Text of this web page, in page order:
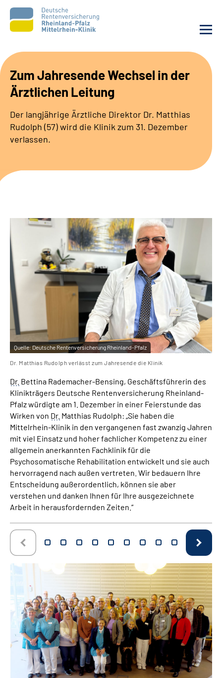
Unsere Angebote
Ihre Rehabilitation
Zuweisende &
Leichte Sprache
Gebärdensprache
Zum Jahresende Wechsel in der
Ärztlichen Leitung
Der langjährige Ärztliche Direktor Dr. Matthias
Rudolph (57) wird die Klinik zum 31. Dezember
verlassen.
Quelle:Deutsche Rentenversicherung Rheinland-Pfalz
Dr. Matthias Rudolph verlässt zum Jahresende die Klinik
Dr. Bettina Rademacher-Bensing, Geschäftsführerin des
Klinikträgers Deutsche Rentenversicherung Rheinland-
Pfalz würdigte am 1. Dezember in einer Feierstunde das
Wirken von Dr. Matthias Rudolph: „Sie haben die
Mittelrhein-Klinik in den vergangenen fast zwanzig Jahren
mit viel Einsatz und hoher fachlicher Kompetenz zu einer
allgemein anerkannten Fachklinik für die
Psychosomatische Rehabilitation entwickelt und sie auch
hervorragend nach außen vertreten. Wir bedauern Ihre
Entscheidung außerordentlich, können sie aber
verstehen und danken Ihnen für Ihre ausgezeichnete
Arbeit in herausfordernden Zeiten.“